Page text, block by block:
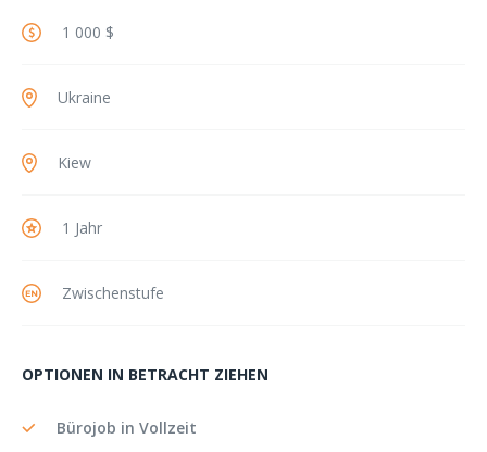
1 000 $
Ukraine
Kiew
1 Jahr
Zwischenstufe
OPTIONEN IN BETRACHT ZIEHEN
Bürojob in Vollzeit